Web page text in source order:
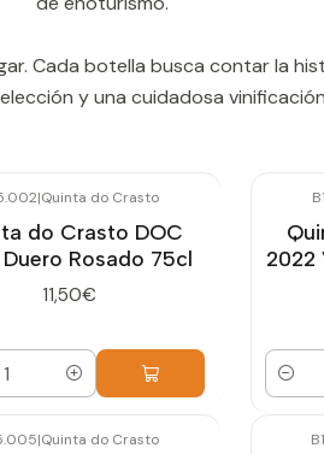
Cada botella busca contar la
y una cuidadosa
|Quinta do Crasto
do Crasto DOC
Rosado 75cl
11,50€
2022
|Quinta do Crasto